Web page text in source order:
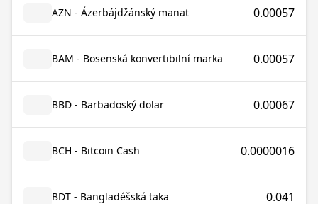
AZN - Ázerbájdžánský manat 0.00057
BAM - Bosenská konvertibilní marka 0.00057
BBD - Barbadoský dolar 0.00067
BCH - Bitcoin Cash 0.0000016
BDT - Bangladéšská taka 0.041